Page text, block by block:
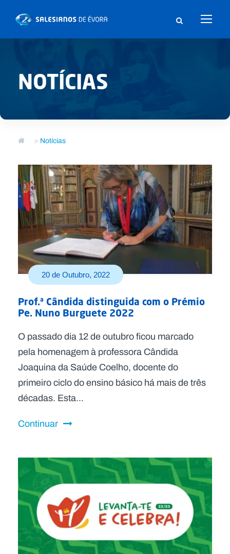
NOTÍCIAS
> Notícias
20 de Outubro, 2022
Prof.ª Cândida distinguida com o Prémio
Pe. Nuno Burguete 2022
O passado dia 12 de outubro ficou marcado
pela homenagem à professora Cândida
Joaquina da Saúde Coelho, docente do
primeiro ciclo do ensino básico há mais de três
décadas. Esta...
Continuar